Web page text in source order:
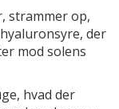
strammer op,
der
mod solens
hvad der